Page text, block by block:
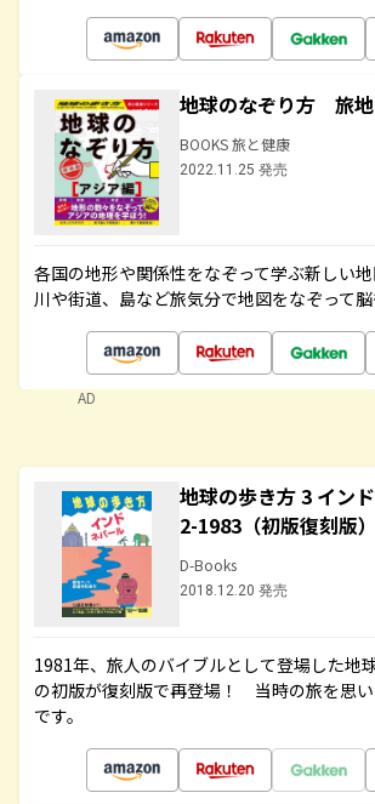
地球のなぞり方 旅
BOOKS 旅と健康
2022.11.25 発売
各国の地形や関係性をなぞって学ぶ新しい地
川や街道、島など旅気分で地図をなぞって脳
AD
地球の歩き方 3 イン
2-1983（初版復刻版）
D-Books
2018.12.20 発売
1981年、旅人のバイブルとして登場した地
の初版が復刻版で再登場！ 当時の旅を思
です。